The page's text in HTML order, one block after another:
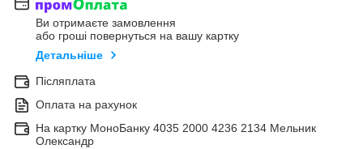
Ви отримаєте замовлення
або гроші повернуться на вашу картку
Детальніше
Післяплата
Оплата на рахунок
На картку МоноБанку 4035 2000 4236 2134 Мельник
Олександр